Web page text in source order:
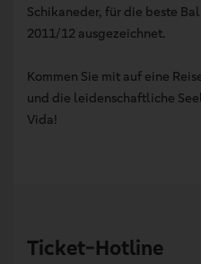
Schikaneder, für die beste
2011/12 ausgezeichnet.
Kommen Sie mit auf eine
und die leidenschaftliche
Vida!
Ticket-Hotline